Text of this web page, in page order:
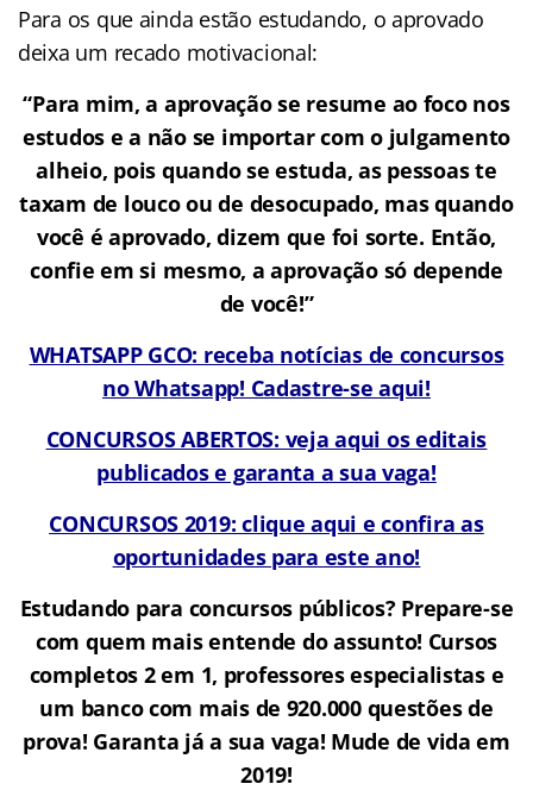
Para os que ainda estão estudando, o aprovado
deixa um recado motivacional:
“Para mim, a aprovação se resume ao foco nos
estudos e a não se importar com o julgamento
alheio, pois quando se estuda, as pessoas te
taxam de louco ou de desocupado, mas quando
você é aprovado, dizem que foi sorte. Então,
confie em si mesmo, a aprovação só depende
de você!”
WHATSAPP GCO: receba notícias de concursos
no Whatsapp! Cadastre-se aqui!
CONCURSOS ABERTOS: veja aqui os editais
publicados e garanta a sua vaga!
CONCURSOS 2019: clique aqui e confira as
oportunidades para este ano!
Estudando para concursos públicos? Prepare-se
com quem mais entende do assunto! Cursos
completos 2 em 1, professores especialistas e
um banco com mais de 920.000 questões de
prova! Garanta já a sua vaga! Mude de vida em
2019!